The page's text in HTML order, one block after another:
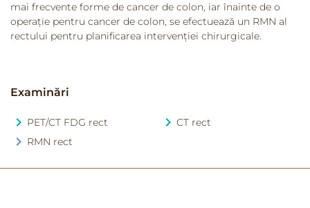
mai frecvente forme de cancer de colon, iar înainte de o
operație pentru cancer de colon, se efectuează un RMN al
rectului pentru planificarea intervenției chirurgicale.
Examinări
PET/CT FDG rect
RMN rect
CT rect